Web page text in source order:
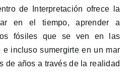
de Interpretación ofrece la
en el tiempo, aprender a
fósiles que se ven en las
incluso sumergirte en un mar
de años a través de la realidad